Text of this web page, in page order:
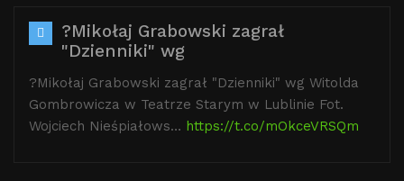
?Mikołaj Grabowski zagrał
"Dzienniki" wg
?Mikołaj Grabowski zagrał "Dzienniki" wg Witolda
Gombrowicza w Teatrze Starym w Lublinie Fot.
Wojciech Nieśpiałows… https://t.co/mOkceVRSQm